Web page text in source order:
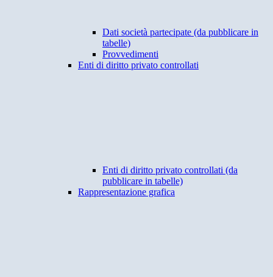
Dati società partecipate (da pubblicare in
tabelle)
Provvedimenti
Enti di diritto privato controllati
Enti di diritto privato controllati (da
pubblicare in tabelle)
Rappresentazione grafica